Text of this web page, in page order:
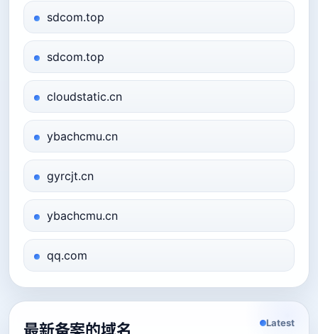
sdcom.top
sdcom.top
cloudstatic.cn
ybachcmu.cn
gyrcjt.cn
ybachcmu.cn
qq.com
最新备案的域名 Latest